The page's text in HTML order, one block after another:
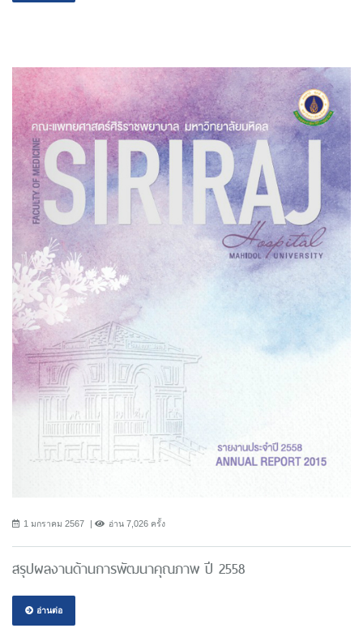
1 มกราคม 2567 อ่าน 7,026 ครั้ง
สรุปผลงานด้านการพัฒนาคุณภาพ ปี 2558
อ่านต่อ